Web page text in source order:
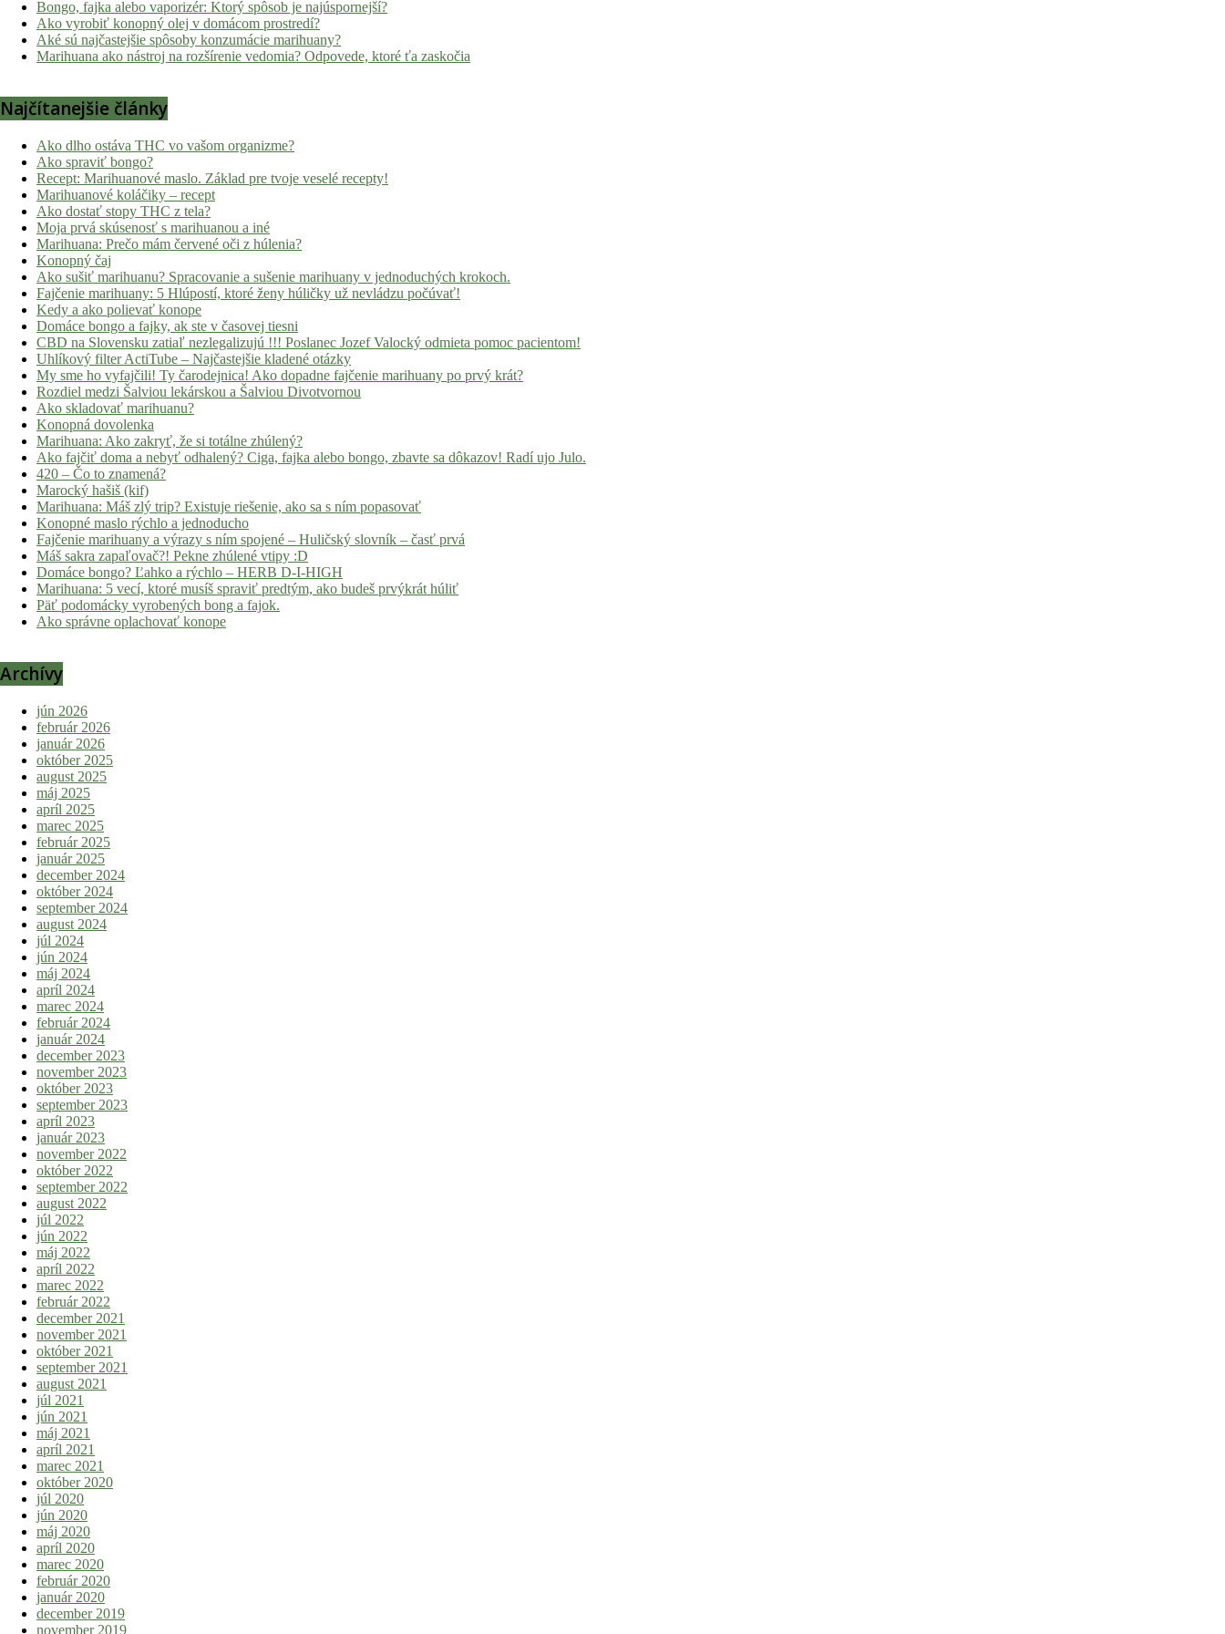
Bongo, fajka alebo vaporizér: Ktorý spôsob je najúspornejší?
Ako vyrobiť konopný olej v domácom prostredí?
Aké sú najčastejšie spôsoby konzumácie marihuany?
Marihuana ako nástroj na rozšírenie vedomia? Odpovede, ktoré ťa zaskočia
Najčítanejšie články
Ako dlho ostáva THC vo vašom organizme?
Ako spraviť bongo?
Recept: Marihuanové maslo. Základ pre tvoje veselé recepty!
Marihuanové koláčiky – recept
Ako dostať stopy THC z tela?
Moja prvá skúsenosť s marihuanou a iné
Marihuana: Prečo mám červené oči z húlenia?
Konopný čaj
Ako sušiť marihuanu? Spracovanie a sušenie marihuany v jednoduchých krokoch.
Fajčenie marihuany: 5 Hlúpostí, ktoré ženy húličky už nevládzu počúvať!
Kedy a ako polievať konope
Domáce bongo a fajky, ak ste v časovej tiesni
CBD na Slovensku zatiaľ nezlegalizujú !!! Poslanec Jozef Valocký odmieta pomoc pacientom!
Uhlíkový filter ActiTube – Najčastejšie kladené otázky
My sme ho vyfajčili! Ty čarodejnica! Ako dopadne fajčenie marihuany po prvý krát?
Rozdiel medzi Šalviou lekárskou a Šalviou Divotvornou
Ako skladovať marihuanu?
Konopná dovolenka
Marihuana: Ako zakryť, že si totálne zhúlený?
Ako fajčiť doma a nebyť odhalený? Ciga, fajka alebo bongo, zbavte sa dôkazov! Radí ujo Julo.
420 – Čo to znamená?
Marocký hašiš (kif)
Marihuana: Máš zlý trip? Existuje riešenie, ako sa s ním popasovať
Konopné maslo rýchlo a jednoducho
Fajčenie marihuany a výrazy s ním spojené – Huličský slovník – časť prvá
Máš sakra zapaľovač?! Pekne zhúlené vtipy :D
Domáce bongo? Ľahko a rýchlo – HERB D-I-HIGH
Marihuana: 5 vecí, ktoré musíš spraviť predtým, ako budeš prvýkrát húliť
Päť podomácky vyrobených bong a fajok.
Ako správne oplachovať konope
Archívy
jún 2026
február 2026
január 2026
október 2025
august 2025
máj 2025
apríl 2025
marec 2025
február 2025
január 2025
december 2024
október 2024
september 2024
august 2024
júl 2024
jún 2024
máj 2024
apríl 2024
marec 2024
február 2024
január 2024
december 2023
november 2023
október 2023
september 2023
apríl 2023
január 2023
november 2022
október 2022
september 2022
august 2022
júl 2022
jún 2022
máj 2022
apríl 2022
marec 2022
február 2022
december 2021
november 2021
október 2021
september 2021
august 2021
júl 2021
jún 2021
máj 2021
apríl 2021
marec 2021
október 2020
júl 2020
jún 2020
máj 2020
apríl 2020
marec 2020
február 2020
január 2020
december 2019
november 2019